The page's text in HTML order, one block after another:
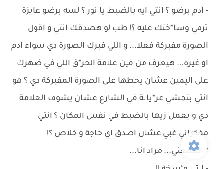
- آدم برضو ؟ انتي ايه بالضبط يا نور ؟ لسه برضو عايزة
ترمي وسا*ختك عليه ؟! طب لو هصدقك انتي و اقول
الصورة مفبركة فعلا... و اللي فبرك الصورة دي سواء آدم
او غيره... هيعرف من فين علامة الحر*ق اللي في ضهرك
على اليمين عشان يحطها على الصورة المفبركة دي ؟ هو
انتي بتمشي عر*يانة في الشارع عشان يشوف العلامة
دي و يعمل زيها بالضبط في نفس المكان ؟ انتي
مفكراني غبي عشان اصدق اي حاجة و خلاص ؟!
* اسمعني... مراد انا...